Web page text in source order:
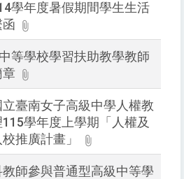
學年度暑假期間學生生活
等學校學習扶助教學教師
章
臺南女子高級中學人權教
學年度上學期「人權及
推廣計畫」
師參與普通型高級中等學